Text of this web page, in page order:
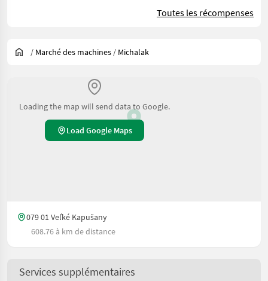
Toutes les récompenses
/ Marché des machines / Michalak
Loading the map will send data to Google.
Load Google Maps
079 01 Veľké Kapušany
608.76 à km de distance
Services supplémentaires